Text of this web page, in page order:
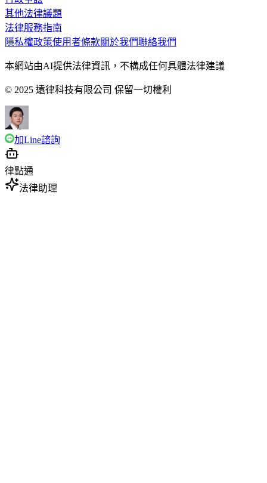
其他法律議題
法律服務指南
隱私權政策使用者條款關於我們聯絡我們
本網站由AI提供法律資訊，不構成任何具體法律建議
© 2025 遠律科技有限公司 保留一切權利
加Line諮詢
律點通
法律助理